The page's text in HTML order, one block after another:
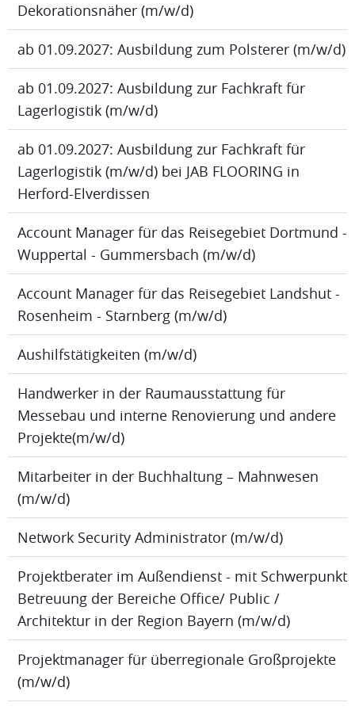
Dekorationsnäher (m/w/d)
ab 01.09.2027: Ausbildung zum Polsterer (m/w/d)
ab 01.09.2027: Ausbildung zur Fachkraft für
Lagerlogistik (m/w/d)
ab 01.09.2027: Ausbildung zur Fachkraft für
Lagerlogistik (m/w/d) bei JAB FLOORING in
Herford-Elverdissen
Account Manager für das Reisegebiet Dortmund -
Wuppertal - Gummersbach (m/w/d)
Account Manager für das Reisegebiet Landshut -
Rosenheim - Starnberg (m/w/d)
Aushilfstätigkeiten (m/w/d)
Handwerker in der Raumausstattung für
Messebau und interne Renovierung und andere
Projekte(m/w/d)
Mitarbeiter in der Buchhaltung – Mahnwesen
(m/w/d)
Network Security Administrator (m/w/d)
Projektberater im Außendienst - mit Schwerpunkt
Betreuung der Bereiche Office/ Public /
Architektur in der Region Bayern (m/w/d)
Projektmanager für überregionale Großprojekte
(m/w/d)